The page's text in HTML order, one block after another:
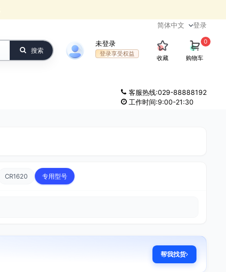
登录
搜索
未登录
登录享受权益
收藏 购物车
0
客服热线:029-88888192
工作时间:9:00-21:30
CR1620 专用型号
帮我找货